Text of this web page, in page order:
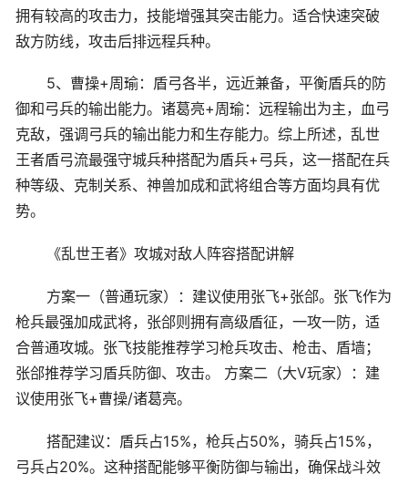
拥有较高的攻击力，技能增强其突击能力。适合快速突破
敌方防线，攻击后排远程兵种。
5、曹操+周瑜：盾弓各半，远近兼备，平衡盾兵的防
御和弓兵的输出能力。诸葛亮+周瑜：远程输出为主，血弓
克敌，强调弓兵的输出能力和生存能力。综上所述，乱世
王者盾弓流最强守城兵种搭配为盾兵+弓兵，这一搭配在兵
种等级、克制关系、神兽加成和武将组合等方面均具有优
势。
《乱世王者》攻城对敌人阵容搭配讲解
方案一（普通玩家）：建议使用张飞+张郃。张飞作为
枪兵最强加成武将，张郃则拥有高级盾征，一攻一防，适
合普通攻城。张飞技能推荐学习枪兵攻击、枪击、盾墙；
张郃推荐学习盾兵防御、攻击。 方案二（大V玩家）：建
议使用张飞+曹操/诸葛亮。
搭配建议：盾兵占15%，枪兵占50%，骑兵占15%，
弓兵占20%。这种搭配能够平衡防御与输出，确保战斗效